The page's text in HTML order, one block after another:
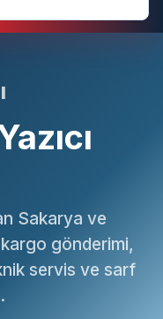
Sakarya ve
kargo gönderimi,
servis ve sarf